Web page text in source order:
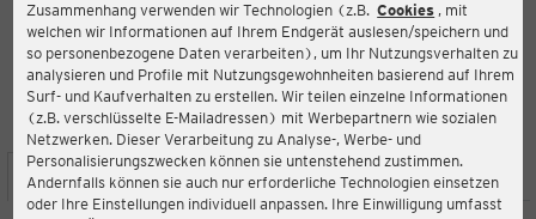
Zusammenhang verwenden wir Technologien (z.B. Cookies , mit
welchen wir Informationen auf Ihrem Endgerät auslesen/speichern und
so personenbezogene Daten verarbeiten), um Ihr Nutzungsverhalten zu
analysieren und Profile mit Nutzungsgewohnheiten basierend auf Ihrem
Surf- und Kaufverhalten zu erstellen. Wir teilen einzelne Informationen
(z.B. verschlüsselte E-Mailadressen) mit Werbepartnern wie sozialen
Netzwerken. Dieser Verarbeitung zu Analyse-, Werbe- und
Personalisierungszwecken können sie untenstehend zustimmen.
Andernfalls können sie auch nur erforderliche Technologien einsetzen
oder Ihre Einstellungen individuell anpassen. Ihre Einwilligung umfasst
ERNSTING'S FAMILY FILIALE
Hamburger Straße 145
25746 Heide (Holstein)
4,4
Bewertung:
STANDORT SERVICES SORTIMENT AKTIONEN